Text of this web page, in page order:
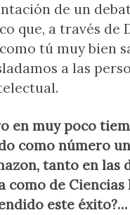
de un
que, a través de
tú muy bien
a las
en muy poco
como número
tanto en las
como de Ciencias
este éxito?…